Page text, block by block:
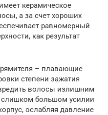
керамическое
а за счет хороших
равномерный
как результат
– плавающие
степени зажатия
волосы излишним
большом усилии
ослабляя давление